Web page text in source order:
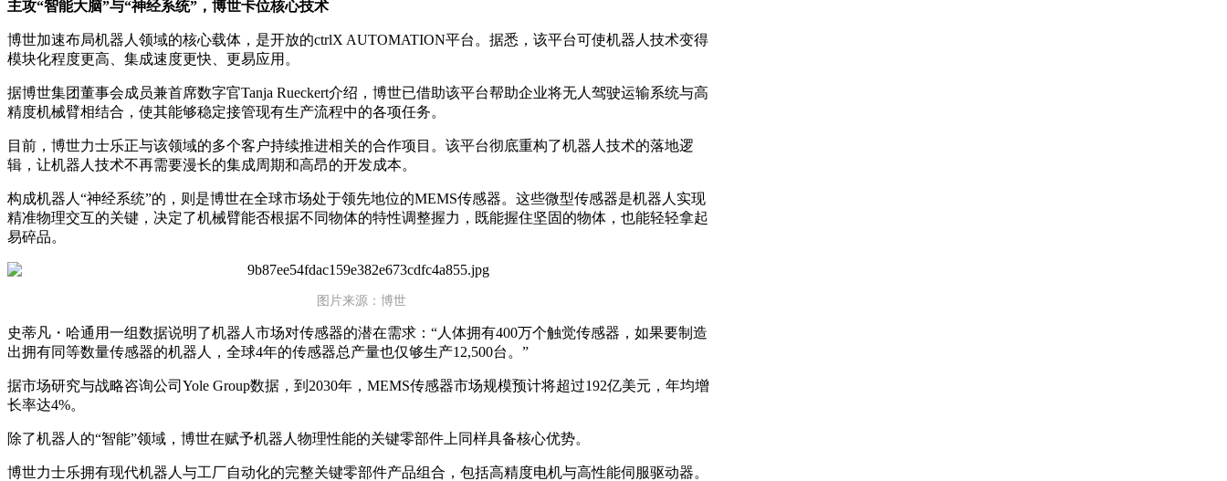
主攻“智能大脑”与“神经系统”，博世卡位核心技术
博世加速布局机器人领域的核心载体，是开放的ctrlX AUTOMATION平台。据悉，该平台可使机器人技术变得
模块化程度更高、集成速度更快、更易应用。
据博世集团董事会成员兼首席数字官Tanja Rueckert介绍，博世已借助该平台帮助企业将无人驾驶运输系统与高
精度机械臂相结合，使其能够稳定接管现有生产流程中的各项任务。
目前，博世力士乐正与该领域的多个客户持续推进相关的合作项目。该平台彻底重构了机器人技术的落地逻
辑，让机器人技术不再需要漫长的集成周期和高昂的开发成本。
构成机器人“神经系统”的，则是博世在全球市场处于领先地位的MEMS传感器。这些微型传感器是机器人实现
精准物理交互的关键，决定了机械臂能否根据不同物体的特性调整握力，既能握住坚固的物体，也能轻轻拿起
易碎品。
图片来源：博世
史蒂凡・哈通用一组数据说明了机器人市场对传感器的潜在需求：“人体拥有400万个触觉传感器，如果要制造
出拥有同等数量传感器的机器人，全球4年的传感器总产量也仅够生产12,500台。”
据市场研究与战略咨询公司Yole Group数据，到2030年，MEMS传感器市场规模预计将超过192亿美元，年均增
长率达4%。
除了机器人的“智能”领域，博世在赋予机器人物理性能的关键零部件上同样具备核心优势。
博世力士乐拥有现代机器人与工厂自动化的完整关键零部件产品组合，包括高精度电机与高性能伺服驱动器。